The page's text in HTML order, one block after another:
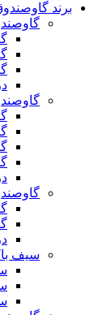
برند
سیف